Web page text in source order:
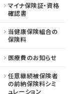
マイナ保険証・資格
確認書
当健康保険組合の
保険料
医療費のお知らせ
任意継続被保険者
の前納保険料シミ
ュレーション